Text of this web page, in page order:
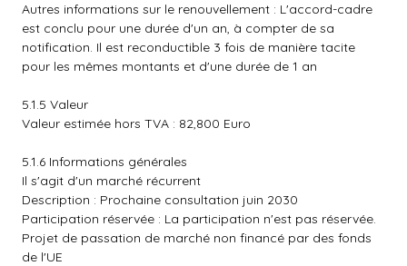
Autres informations sur le renouvellement : L'accord-cadre
est conclu pour une durée d'un an, à compter de sa
notification. Il est reconductible 3 fois de manière tacite
pour les mêmes montants et d'une durée de 1 an
5.1.5 Valeur
Valeur estimée hors TVA : 82,800 Euro
5.1.6 Informations générales
Il s'agit d'un marché récurrent
Description : Prochaine consultation juin 2030
Participation réservée : La participation n'est pas réservée.
Projet de passation de marché non financé par des fonds
de l'UE